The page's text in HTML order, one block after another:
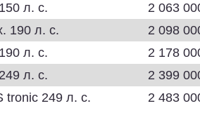
л. с.
2 063
190 л. с.
2 098
л. с.
2 178
л. с.
2 399
tronic 249 л. с.
2 483